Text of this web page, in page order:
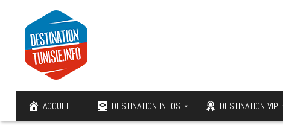
ACCUEIL DESTINATION INFOS DESTINATION VIP